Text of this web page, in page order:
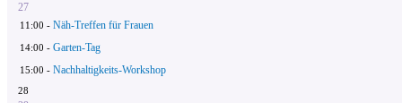
27
11:00 - Näh-Treffen für Frauen
14:00 - Garten-Tag
15:00 - Nachhaltigkeits-Workshop
28